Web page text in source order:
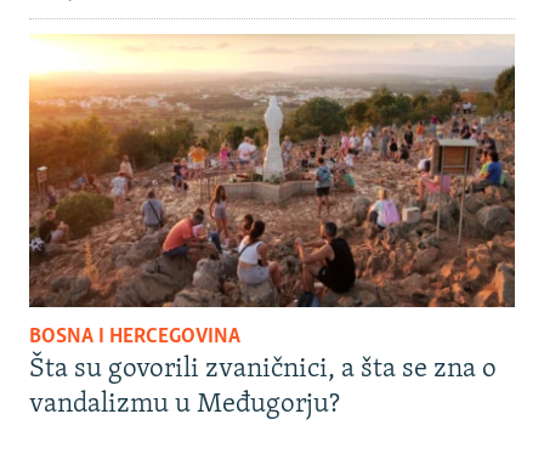
BOSNA I HERCEGOVINA
Šta su govorili zvaničnici, a šta se zna o
vandalizmu u Međugorju?